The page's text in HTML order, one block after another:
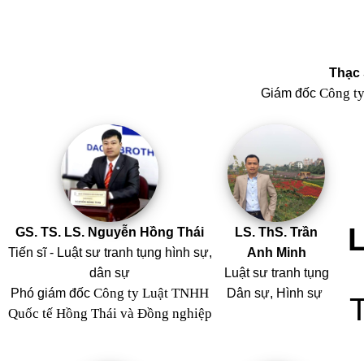
Thạc
Giám đốc Công
GS. TS. LS. Nguyễn Hồng Thái
Tiến sĩ - Luật sư tranh tụng hình sự,
dân sự
Phó giám đốc Công ty Luật TNHH
Quốc tế Hồng Thái và Đồng nghiệp
LS. ThS. Trần
Anh Minh
Luật sư tranh tụng
Dân sự, Hình sự